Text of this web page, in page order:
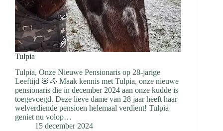
Tulpia
Tulpia, Onze Nieuwe Pensionaris op 28-jarige
Leeftijd 🌸🐴 Maak kennis met Tulpia, onze nieuwe
pensionaris die in december 2024 aan onze kudde is
toegevoegd. Deze lieve dame van 28 jaar heeft haar
welverdiende pensioen helemaal verdient! Tulpia
geniet nu volop…
15 december 2024